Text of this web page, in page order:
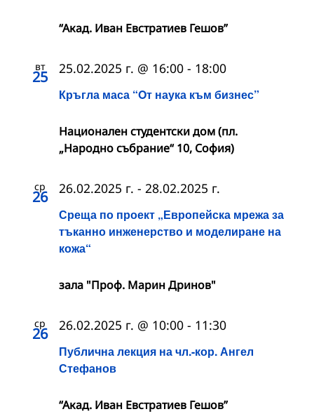
“Акад. Иван Евстратиев Гешов”
вт
25
Кръгла маса “Oт наука към бизнес”
25.02.2025 г. @ 16:00 - 18:00
Национален студентски дом (пл.
„Народно събрание“ 10, София)
ср
26
Среща по проект „Европейска мрежа за
тъканно инженерство и моделиране на
кожа“
26.02.2025 г. - 28.02.2025 г.
зала "Проф. Марин Дринов"
ср
26
Публична лекция на чл.-кор. Ангел
Стефанов
26.02.2025 г. @ 10:00 - 11:30
“Акад. Иван Евстратиев Гешов”